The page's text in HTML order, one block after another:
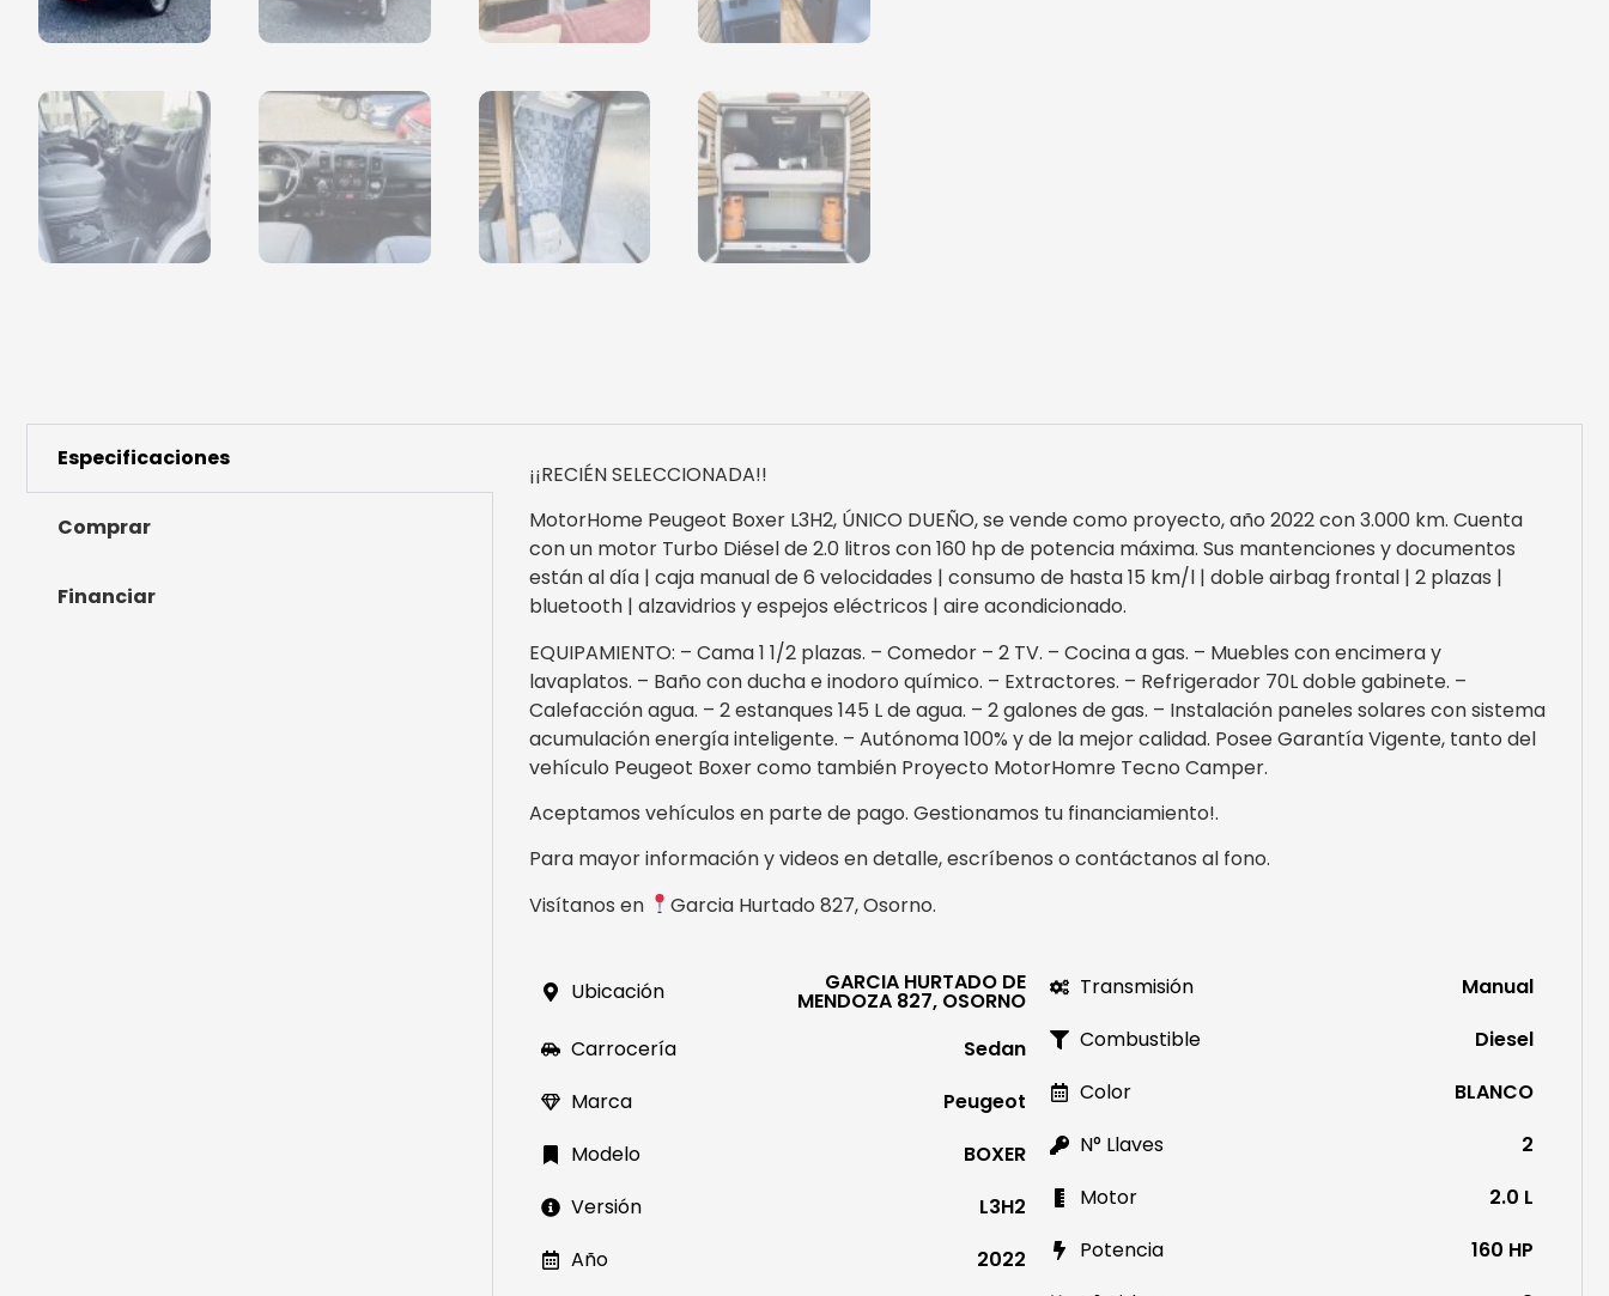
Especificaciones
Comprar
Financiar
¡¡RECIÉN SELECCIONADA!!
MotorHome Peugeot Boxer L3H2, ÚNICO DUEÑO, se vende como proyecto, año 2022 con 3.000 km. Cuenta
con un motor Turbo Diésel de 2.0 litros con 160 hp de potencia máxima. Sus mantenciones y documentos
están al día | caja manual de 6 velocidades | consumo de hasta 15 km/l | doble airbag frontal | 2 plazas |
bluetooth | alzavidrios y espejos eléctricos | aire acondicionado.
EQUIPAMIENTO: – Cama 1 1/2 plazas. – Comedor – 2 TV. – Cocina a gas. – Muebles con encimera y
lavaplatos. – Baño con ducha e inodoro químico. – Extractores. – Refrigerador 70L doble gabinete. –
Calefacción agua. – 2 estanques 145 L de agua. – 2 galones de gas. – Instalación paneles solares con sistema
acumulación energía inteligente. – Autónoma 100% y de la mejor calidad. Posee Garantía Vigente, tanto del
vehículo Peugeot Boxer como también Proyecto MotorHomre Tecno Camper.
Aceptamos vehículos en parte de pago. Gestionamos tu financiamiento!.
Para mayor información y videos en detalle, escríbenos o contáctanos al fono.
Visítanos en
Garcia Hurtado 827, Osorno.
Ubicación GARCIA HURTADO DE
MENDOZA 827, OSORNO
Carrocería
Sedan
Marca
Peugeot
Modelo
BOXER
Versión
L3H2
Año
2022
Transmisión
Manual
Combustible
Diesel
Color
BLANCO
N° Llaves
2
Motor
2.0 L
Potencia
160 HP